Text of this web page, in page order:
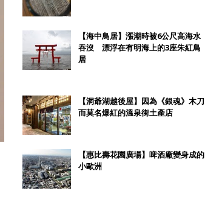
【海中鳥居】漲潮時被6公尺高海水
吞沒 漂浮在有明海上的3座朱紅鳥
居
【洞爺湖越後屋】因為《銀魂》木刀
而莫名爆紅的溫泉街土產店
【惠比壽花園廣場】啤酒廠變身成的
小歐洲